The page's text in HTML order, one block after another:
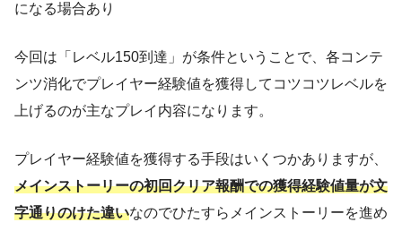
になる場合あり
今回は「レベル150到達」が条件ということで、各コンテ
ンツ消化でプレイヤー経験値を獲得してコツコツレベルを
上げるのが主なプレイ内容になります。
プレイヤー経験値を獲得する手段はいくつかありますが、
メインストーリーの初回クリア報酬での獲得経験値量が文
字通りのけた違いなのでひたすらメインストーリーを進め